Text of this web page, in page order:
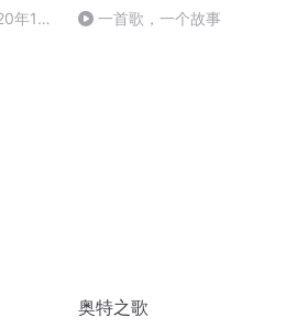
年10
一首歌，一个故事
奥特之歌